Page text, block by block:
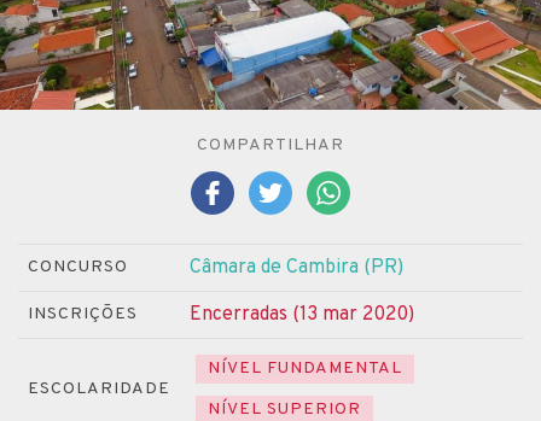
COMPARTILHAR
CONCURSO Câmara de Cambira (PR)
INSCRIÇÕES Encerradas (13 mar 2020)
ESCOLARIDADE
NÍVEL FUNDAMENTAL
NÍVEL SUPERIOR